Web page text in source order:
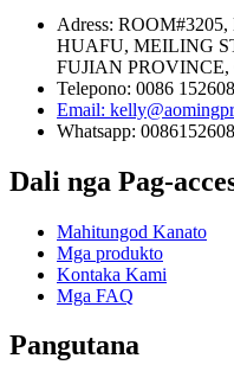
Adress:
HUAFU, MEILING
FUJIAN
Telepono: 0086
Email:
Whatsapp:
Dali nga Pag-
Mahitungod Kanato
Mga produkto
Kontaka Kami
Mga FAQ
Pangutana